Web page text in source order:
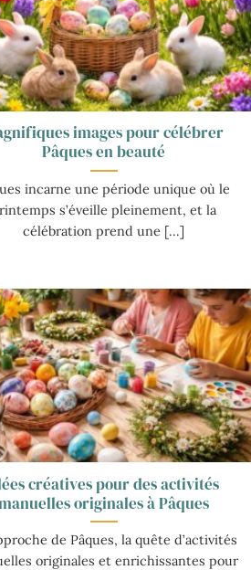
images pour célébrer
Pâques en beauté
incarne une période unique où le
s’éveille pleinement, et la
célébration prend une [...]
créatives pour des activités
originales à Pâques
de Pâques, la quête d’activités
originales et enrichissantes pour